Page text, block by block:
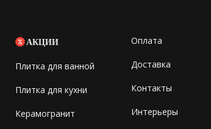
АКЦИИ
Плитка для ванной
Плитка для кухни
Керамогранит
Оплата
Доставка
Контакты
Интерьеры